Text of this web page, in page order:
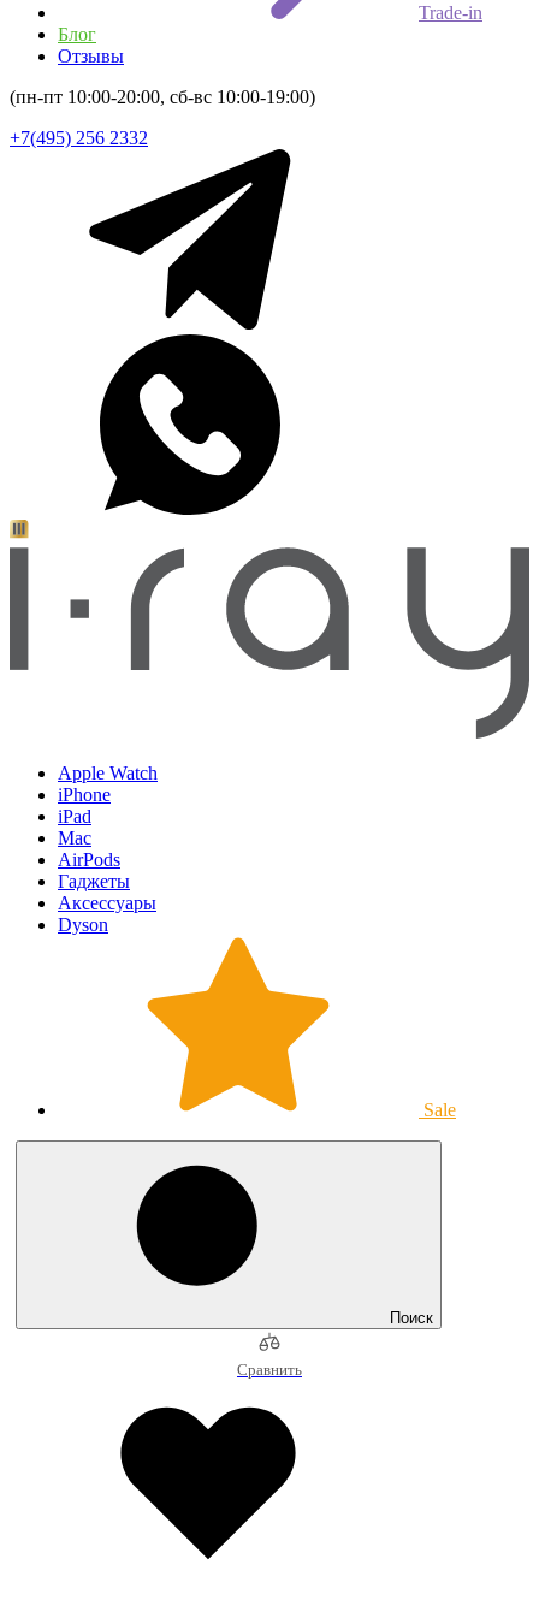
Trade-in
Блог
Отзывы
(пн-пт 10:00-20:00, сб-вс 10:00-19:00)
+7(495) 256 2332
Apple Watch
iPhone
iPad
Mac
AirPods
Гаджеты
Аксессуары
Dyson
Sale
Поиск
Сравнить